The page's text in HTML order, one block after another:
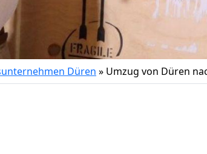
Düren » Umzug von Düren